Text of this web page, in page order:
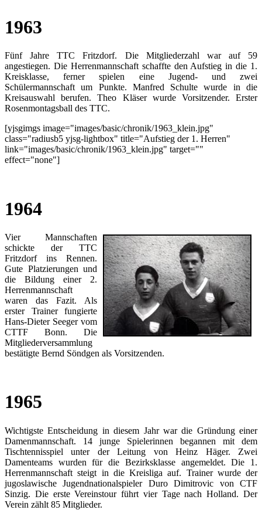
1963
Fünf Jahre TTC Fritzdorf. Die Mitgliederzahl war auf 59
angestiegen. Die Herrenmannschaft schaffte den Aufstieg in die 1.
Kreisklasse, ferner spielen eine Jugend- und zwei
Schülermannschaft um Punkte. Manfred Schulte wurde in die
Kreisauswahl berufen. Theo Kläser wurde Vorsitzender. Erster
Rosenmontagsball des TTC.
[yjsgimgs image="images/basic/chronik/1963_klein.jpg"
class="radiusb5 yjsg-lightbox" title="Aufstieg der 1. Herren"
link="images/basic/chronik/1963_klein.jpg" target=""
effect="none"]
1964
Vier Mannschaften
schickte der TTC
Fritzdorf ins Rennen.
Gute Platzierungen und
die Bildung einer 2.
Herrenmannschaft
waren das Fazit. Als
erster Trainer fungierte
Hans-Dieter Seeger vom
CTTF Bonn. Die
Mitgliederversammlung
bestätigte Bernd Söndgen als Vorsitzenden.
1965
Wichtigste Entscheidung in diesem Jahr war die Gründung einer
Damenmannschaft. 14 junge Spielerinnen begannen mit dem
Tischtennisspiel unter der Leitung von Heinz Häger. Zwei
Damenteams wurden für die Bezirksklasse angemeldet. Die 1.
Herrenmannschaft steigt in die Kreisliga auf. Trainer wurde der
jugoslawische Jugendnationalspieler Duro Dimitrovic von CTF
Sinzig. Die erste Vereinstour führt vier Tage nach Holland. Der
Verein zählt 85 Mitglieder.